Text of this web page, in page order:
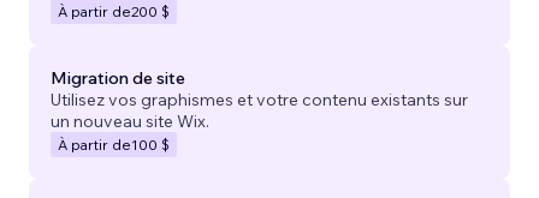
À partir de200 $
Migration de site
Utilisez vos graphismes et votre contenu existants sur
un nouveau site Wix.
À partir de100 $